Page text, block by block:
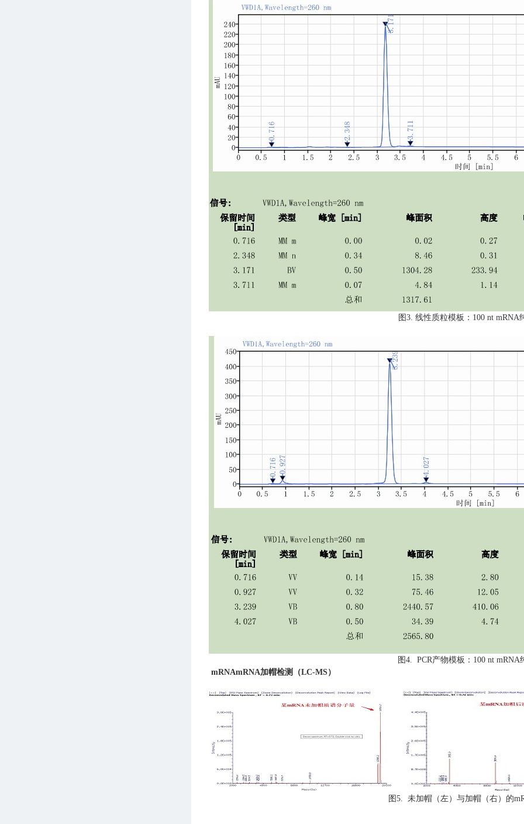
图 3. 线性质粒模板： 100 nt mRNA
图 4. PCR产物模板： 100 nt mRNA
mRNAmRNA加帽检测（LC-MS）
图 5. 未加帽（左）与加帽（右）的